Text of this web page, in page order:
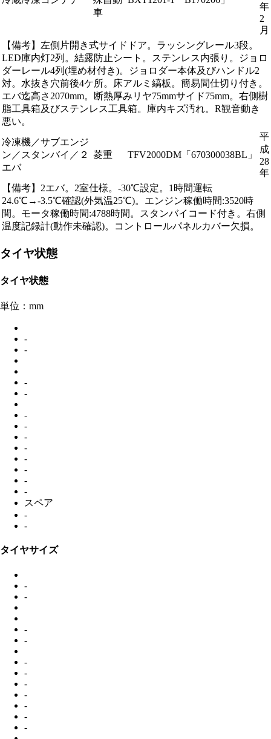
車
年
2
月
【備考】左側片開き式サイドドア。ラッシングレール3段。
LED庫内灯2列。結露防止シート。ステンレス内張り。ジョロ
ダーレール4列(埋め材付き)。ジョロダー本体及びハンドル2
対。水抜き穴前後4ケ所。床アルミ縞板。簡易間仕切り付き。
エバ迄高さ2070mm。断熱厚みリヤ75mmサイド75mm。右側樹
脂工具箱及びステンレス工具箱。庫内キズ汚れ。R観音動き
悪い。
冷凍機／サブエンジ
ン／スタンバイ／２
エバ
菱重 TFV2000DM「670300038BL」
平
成
28
年
【備考】2エバ。2室仕様。-30℃設定。1時間運転
24.6℃→-3.5℃確認(外気温25℃)。エンジン稼働時間:3520時
間。モータ稼働時間:4788時間。スタンバイコード付き。右側
温度記録計(動作未確認)。コントロールパネルカバー欠損。
タイヤ状態
タイヤ状態
単位：mm
-
-
-
-
-
-
-
-
-
-
-
-
スペア
-
-
タイヤサイズ
-
-
-
-
-
-
-
-
-
-
-